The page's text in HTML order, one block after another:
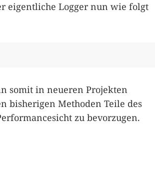
eigentliche Logger nun wie folgt
somit in neueren Projekten
bisherigen Methoden Teile des
zu bevorzugen.